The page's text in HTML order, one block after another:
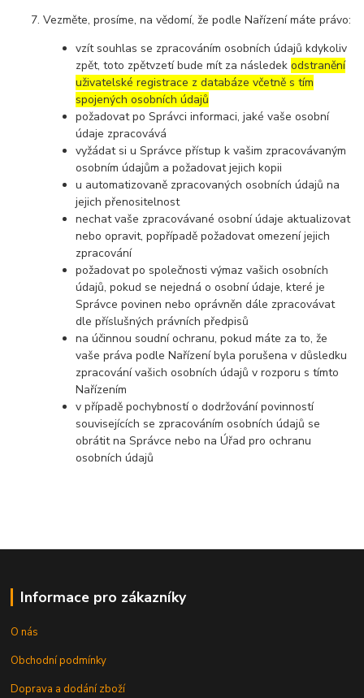
Vezměte, prosíme, na vědomí, že podle Nařízení máte právo:
vzít souhlas se zpracováním osobních údajů kdykoliv
zpět, toto zpětvzetí bude mít za následekodstranění
uživatelské registrace z databáze včetně s tím
spojených osobních údajů
požadovat po Správci informaci, jaké vaše osobní
údaje zpracovává
vyžádat si u Správce přístup k vašim zpracovávaným
osobním údajům a požadovat jejich kopii
u automatizovaně zpracovaných osobních údajů na
jejich přenositelnost
nechat vaše zpracovávané osobní údaje aktualizovat
nebo opravit, popřípadě požadovat omezení jejich
zpracování
požadovat po společnosti výmaz vašich osobních
údajů, pokud se nejedná o osobní údaje, které je
Správce povinen nebo oprávněn dále zpracovávat
dle příslušných právních předpisů
na účinnou soudní ochranu, pokud máte za to, že
vaše práva podle Nařízení byla porušena v důsledku
zpracování vašich osobních údajů v rozporu s tímto
Nařízením
v případě pochybností o dodržování povinností
souvisejících se zpracováním osobních údajů se
obrátit na Správce nebo na Úřad pro ochranu
osobních údajů
Informace pro zákazníky
O nás
Obchodní podmínky
Doprava a dodání zboží